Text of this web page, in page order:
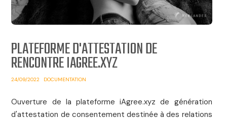
PLATEFORME D'ATTESTATION DE
RENCONTRE IAGREE.XYZ
24/09/2022 DOCUMENTATION
Ouverture de la plateforme iAgree.xyz de génération
d'attestation de consentement destinée à des relations